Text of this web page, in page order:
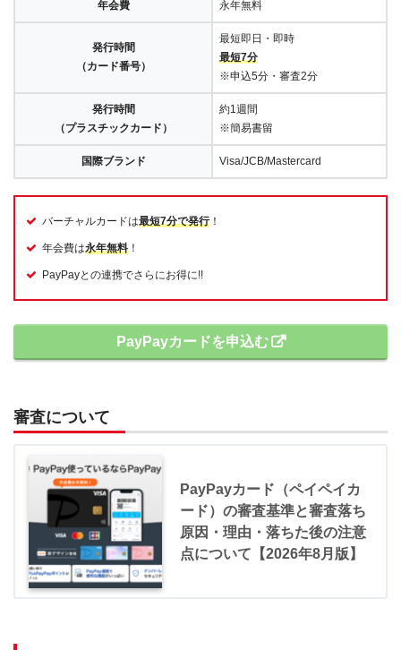
年会費 永年無料
発行時間
（カード番号）
最短即日・即時
最短7分
※申込5分・審査2分
発行時間
（プラスチックカード）
約1週間
※簡易書留
国際ブランド Visa/JCB/Mastercard
バーチャルカードは最短7分で発行！
年会費は永年無料 ！
PayPayとの連携でさらにお得に!!
PayPayカードを申込む
審査について
PayPayカード（ペイペイカ
ード）の審査基準と審査落ち
原因・理由・落ちた後の注意
点について【2026年8月版】